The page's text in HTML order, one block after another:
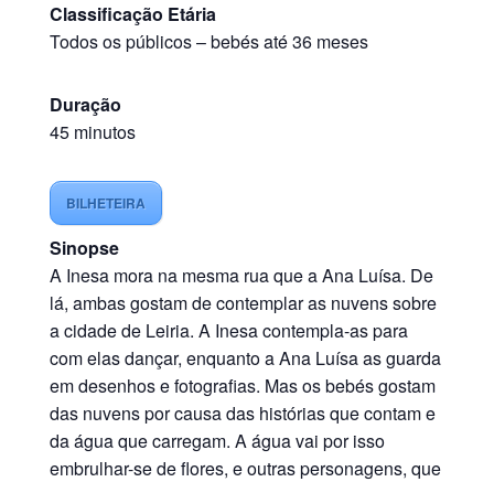
Classificação Etária
Todos os públicos–bebés até 36 meses
Duração
45 minutos
BILHETEIRA
Sinopse
A Inesa mora na mesma rua que a Ana Luísa. De
lá, ambas gostam de contemplar as nuvens sobre
a cidade de Leiria. A Inesa contempla-as para
com elas dançar, enquanto a Ana Luísa as guarda
em desenhos e fotografias. Mas os bebés gostam
das nuvens por causa das histórias que contam e
da água que carregam. A água vai por isso
embrulhar-se de flores, e outras personagens, que